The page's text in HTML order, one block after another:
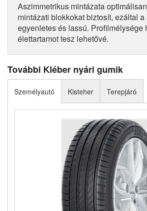
Aszimmetrikus mintázata
mintázati blokkokat biztosít, ezáltal a
egyenletes és lassú. Profilmélysége
élettartamot tesz lehetővé.
További Kléber nyári gumik
Személyautó Kisteher Terepjáró